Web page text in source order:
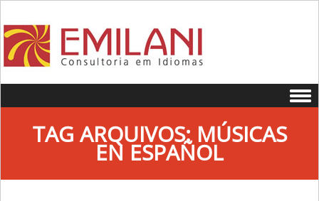
TAG ARQUIVOS:MÚSICAS
EN ESPAÑOL